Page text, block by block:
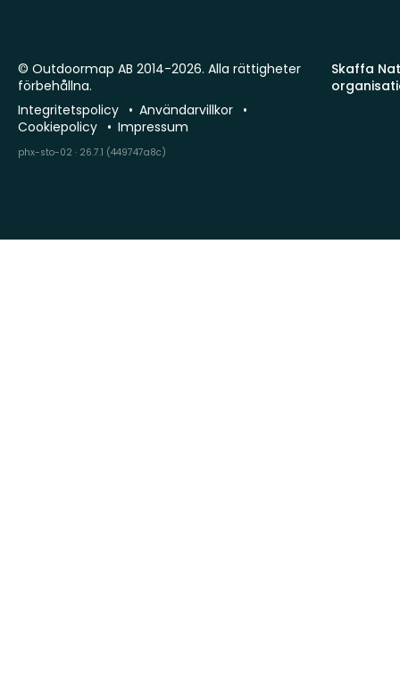
Skaffa
© Outdoormap AB 2014-2026. Alla rättigheter
förbehållna.
Integritetspolicy
Användarvillkor
Cookiepolicy
Impressum
phx-sto-02 · 26.7.1 (449747a8c)